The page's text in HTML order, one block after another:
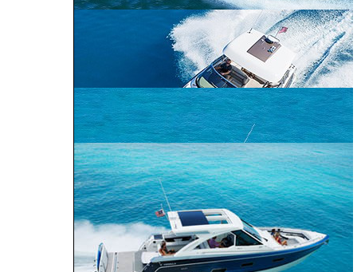
CRUISER
BOWRIDER
240 Bowrider
290 Bowrider
270 Bowrider
310 Bowrider
CROSSOVER BOWRIDER